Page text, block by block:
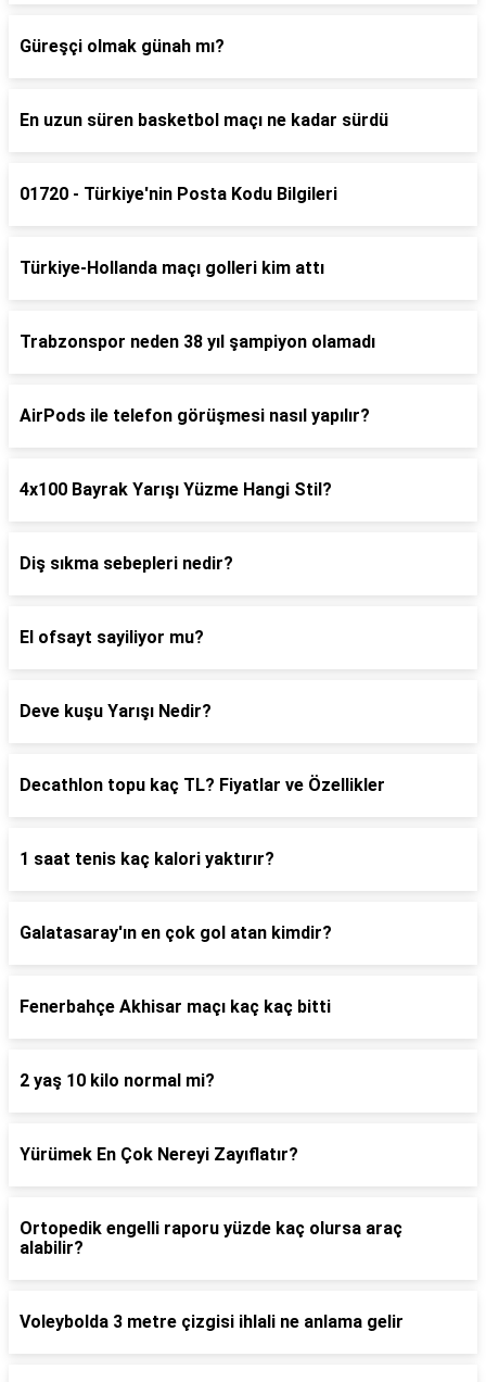
Güreşçi olmak günah mı?
En uzun süren basketbol maçı ne kadar sürdü
01720 - Türkiye'nin Posta Kodu Bilgileri
Türkiye-Hollanda maçı golleri kim attı
Trabzonspor neden 38 yıl şampiyon olamadı
AirPods ile telefon görüşmesi nasıl yapılır?
4x100 Bayrak Yarışı Yüzme Hangi Stil?
Diş sıkma sebepleri nedir?
El ofsayt sayiliyor mu?
Deve kuşu Yarışı Nedir?
Decathlon topu kaç TL? Fiyatlar ve Özellikler
1 saat tenis kaç kalori yaktırır?
Galatasaray'ın en çok gol atan kimdir?
Fenerbahçe Akhisar maçı kaç kaç bitti
2 yaş 10 kilo normal mi?
Yürümek En Çok Nereyi Zayıflatır?
Ortopedik engelli raporu yüzde kaç olursa araç
alabilir?
Voleybolda 3 metre çizgisi ihlali ne anlama gelir